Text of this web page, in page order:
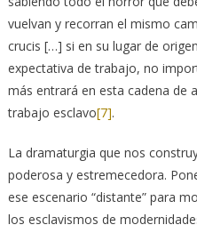
vuelvan y recorran el mismo
crucis […] si en su lugar de
expectativa de trabajo, no
más entrará en esta cadena de
trabajo esclavo[7].
La dramaturgia que nos
poderosa y estremecedora.
ese escenario “distante” para
los esclavismos de